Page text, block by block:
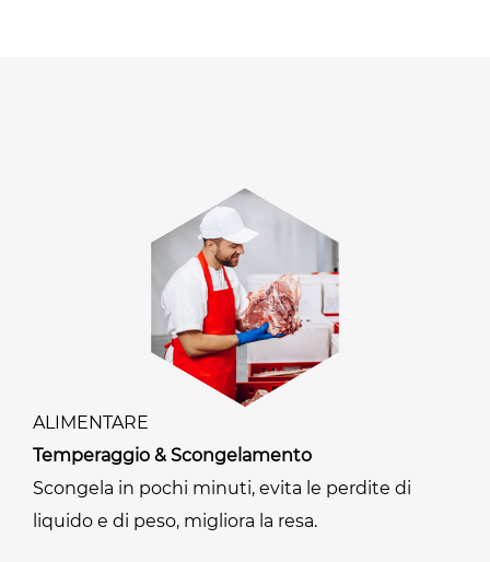
ALIMENTARE
Temperaggio & Scongelamento
Scongela in pochi minuti, evita le perdite di
liquido e di peso, migliora la resa.